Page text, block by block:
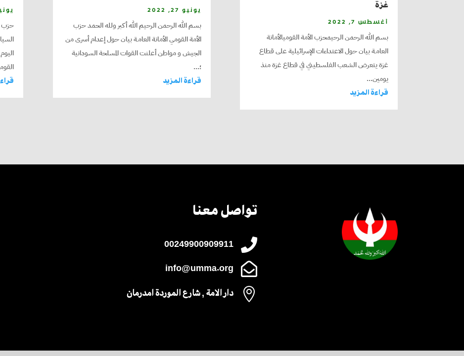
غزة
أغسطس 7, 2022
بسم الله الرحمن الرحيمحزب الأمة القوميالأمانة
العامـة بيان حول الاعتداءات الإسرائيلية على قطاع
غزة يتعرض الشعب الفلسطيني في قطاع غزة منذ
يومين...
قراءة المزيد
يونيو 27, 2022
بسم الله الرحمن الرحيم الله أكبر ولله الحمد حزب
الأمة القومي الأمانة العامـة بيان حول إعدام أسرى من
الجيش و مواطن أعلنت القوات المسلحة السودانية
؛...
قراءة المزيد
يونيو 27,
حزب
تواصل معنا

00249900909911

info@umma.org
 دار الامة , شارع الموردة امدرمان